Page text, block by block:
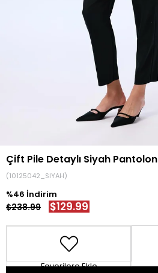
Çift Pile Detaylı Siyah Pantolon
(10125042_SIYAH)
46
$238.99 $129.99
Favorilere Ekle